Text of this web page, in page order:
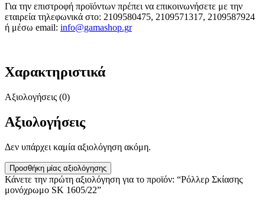
Για την επιστροφή προϊόντων πρέπει να επικοινωνήσετε με την
εταιρεία τηλεφωνικά στο: 2109580475, 2109571317, 2109587924
ή μέσω email: info@gamashop.gr
Χαρακτηριστικά
Αξιολογήσεις (0)
Αξιολογήσεις
Δεν υπάρχει καμία αξιολόγηση ακόμη.
Προσθήκη μίας αξιολόγησης
Κάνετε την πρώτη αξιολόγηση για το προϊόν: “Ρόλλερ Σκίασης
μονόχρωμο SK 1605/22”